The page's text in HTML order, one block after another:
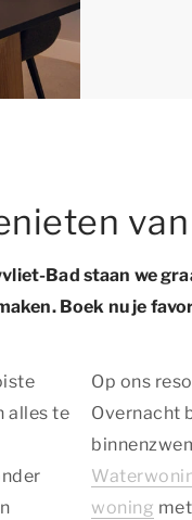
Bad staan we
Boek nu je
alles te
Op ons
Overnacht
woning